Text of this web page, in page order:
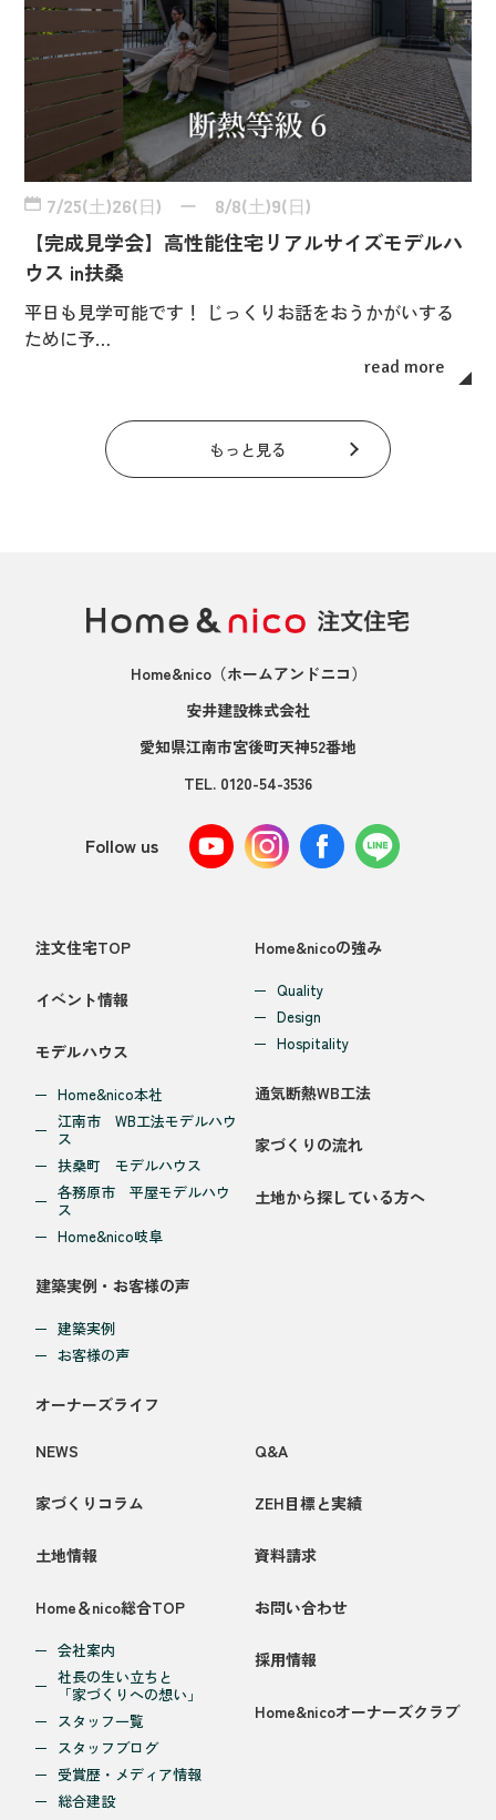
7/25(土)26(日) ー 8/8(土)9(日)
【完成見学会】高性能住宅リアルサイズモデルハ
ウス in扶桑
平日も見学可能です！ じっくりお話をおうかがいする
ために予…
read more
もっと見る
Home&nico（ホームアンドニコ）
安井建設株式会社
愛知県江南市宮後町天神52番地
TEL. 0120-54-3536
Follow us
注文住宅TOP
イベント情報
モデルハウス
Home&nico本社
江南市 WB工法モデルハウ
ス
扶桑町 モデルハウス
各務原市 平屋モデルハウ
ス
Home&nico岐阜
建築実例・お客様の声
建築実例
お客様の声
オーナーズライフ
Home&nicoの強み
Quality
Design
Hospitality
通気断熱WB工法
家づくりの流れ
土地から探している方へ
NEWS
家づくりコラム
土地情報
Home＆nico総合TOP
会社案内
社長の生い立ちと
「家づくりへの想い」
スタッフ一覧
スタッフブログ
受賞歴・メディア情報
総合建設
Q&A
ZEH目標と実績
資料請求
お問い合わせ
採用情報
Home&nicoオーナーズクラブ